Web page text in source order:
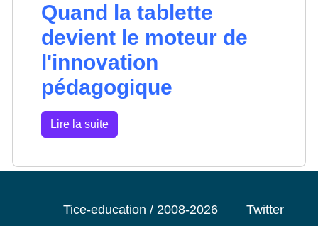
Quand la tablette
devient le moteur de
l'innovation
pédagogique
Lire la suite
Tice-education / 2008-2026
Twitter